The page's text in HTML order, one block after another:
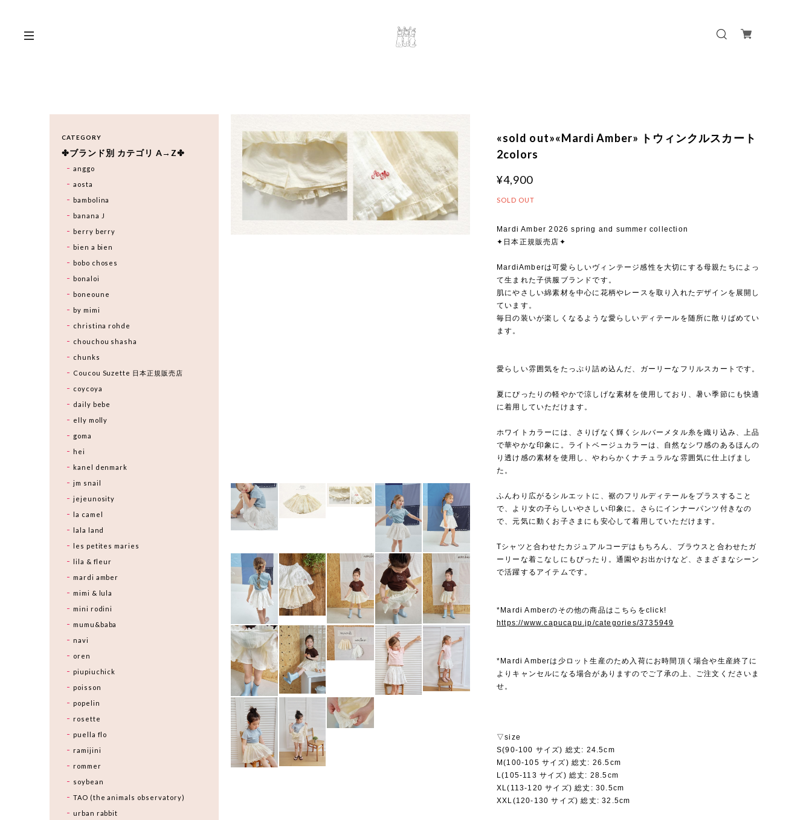
«sold out»«Mardi Amber» トウィンクルスカート
2colors
¥4,900
SOLD OUT
Mardi Amber 2026 spring and summer collection
✦日本正規販売店✦
MardiAmberは可愛らしいヴィンテージ感性を大切にする母親たちによっ
て生まれた子供服ブランドです。
肌にやさしい綿素材を中心に花柄やレースを取り入れたデザインを展開し
ています。
毎日の装いが楽しくなるような愛らしいディテールを随所に散りばめてい
ます。
愛らしい雰囲気をたっぷり詰め込んだ、ガーリーなフリルスカートです。
夏にぴったりの軽やかで涼しげな素材を使用しており、暑い季節にも快適
に着用していただけます。
ホワイトカラーには、さりげなく輝くシルバーメタル糸を織り込み、上品
で華やかな印象に。ライトベージュカラーは、自然なシワ感のあるほんの
り透け感の素材を使用し、やわらかくナチュラルな雰囲気に仕上げまし
た。
ふんわり広がるシルエットに、裾のフリルディテールをプラスすること
で、より女の子らしいやさしい印象に。さらにインナーパンツ付きなの
で、元気に動くお子さまにも安心して着用していただけます。
Tシャツと合わせたカジュアルコーデはもちろん、ブラウスと合わせたガ
ーリーな着こなしにもぴったり。通園やお出かけなど、さまざまなシーン
で活躍するアイテムです。
*Mardi Amberのその他の商品はこちらをclick!
https://www.capucapu.jp/categories/3735949
*Mardi Amberは少ロット生産のため入荷にお時間頂く場合や生産終了に
よりキャンセルになる場合がありますのでご了承の上、ご注文くださいま
せ。
▽size
S(90-100 サイズ) 総丈: 24.5cm
M(100-105 サイズ) 総丈: 26.5cm
L(105-113 サイズ) 総丈: 28.5cm
XL(113-120 サイズ) 総丈: 30.5cm
XXL(120-130 サイズ) 総丈: 32.5cm
CATEGORY
✤ブランド別 カテゴリ A→Z✤
anggo
aosta
bambolina
banana J
berry berry
bien a bien
bobo choses
bonaloi
boneoune
by mimi
christina rohde
chouchou shasha
chunks
Coucou Suzette 日本正規販売店
coycoya
daily bebe
elly molly
goma
hei
kanel denmark
jm snail
jejeunosity
la camel
lala land
les petites maries
lila & fleur
mardi amber
mimi & lula
mini rodini
mumu&baba
navi
oren
piupiuchick
poisson
popelin
rosette
puella flo
ramijini
rommer
soybean
TAO (the animals observatory)
urban rabbit